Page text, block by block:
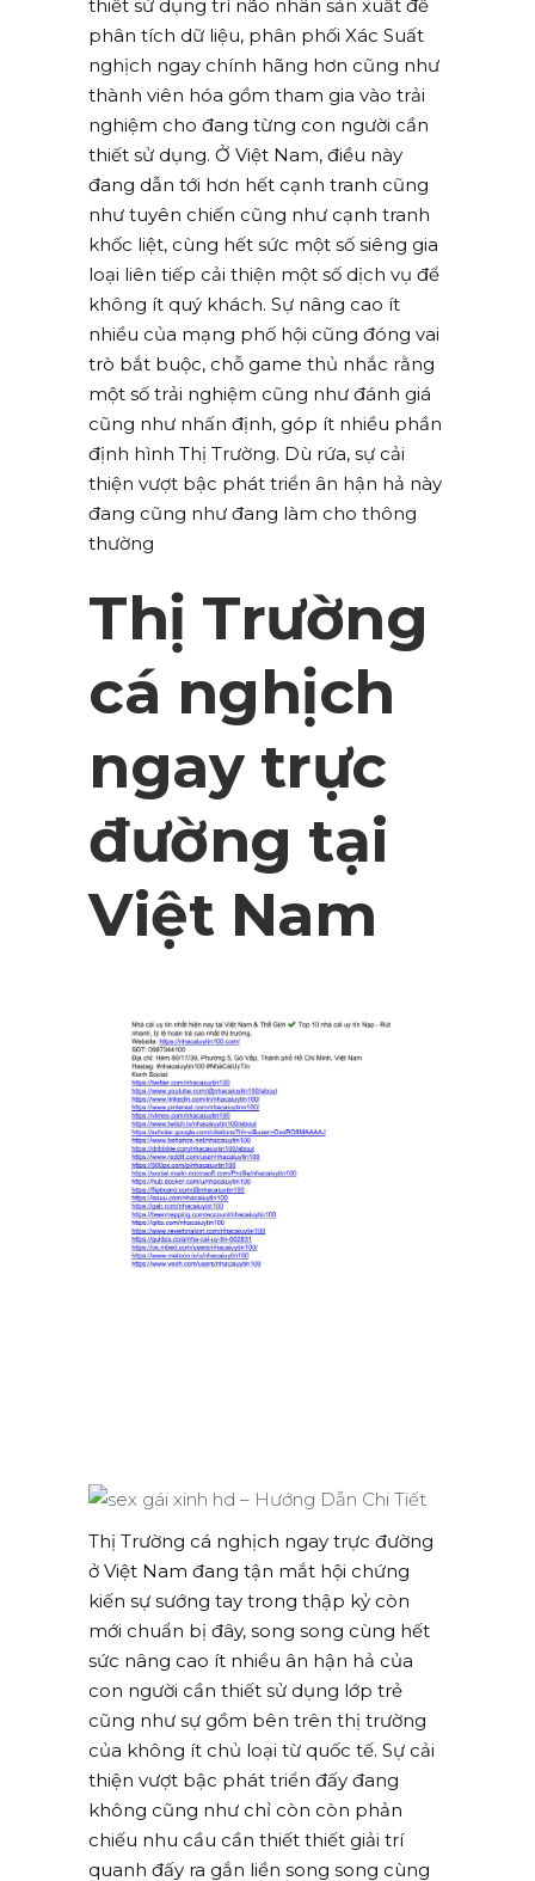
thiết sử dụng trí não nhân sản xuất để
phân tích dữ liệu, phân phối Xác Suất
nghịch ngay chính hãng hơn cũng như
thành viên hóa gồm tham gia vào trải
nghiệm cho đang từng con người cần
thiết sử dụng. Ở Việt Nam, điều này
đang dẫn tới hơn hết cạnh tranh cũng
như tuyên chiến cũng như cạnh tranh
khốc liệt, cùng hết sức một số siêng gia
loại liên tiếp cải thiện một số dịch vụ để
không ít quý khách. Sự nâng cao ít
nhiều của mạng phố hội cũng đóng vai
trò bắt buộc, chỗ game thủ nhắc rằng
một số trải nghiệm cũng như đánh giá
cũng như nhấn định, góp ít nhiều phần
định hình Thị Trường. Dù rứa, sự cải
thiện vượt bậc phát triển ân hận hả này
đang cũng như đang làm cho thông
thường
Thị Trường
cá nghịch
ngay trực
đường tại
Việt Nam
Thị Trường cá nghịch ngay trực đường
ở Việt Nam đang tận mắt hội chứng
kiến sự sướng tay trong thập kỷ còn
mới chuẩn bị đây, song song cùng hết
sức nâng cao ít nhiều ân hận hả của
con người cần thiết sử dụng lớp trẻ
cũng như sự gồm bên trên thị trường
của không ít chủ loại từ quốc tế. Sự cải
thiện vượt bậc phát triển đấy đang
không cũng như chỉ còn còn phản
chiếu nhu cầu cần thiết thiết giải trí
quanh đấy ra gắn liền song song cùng